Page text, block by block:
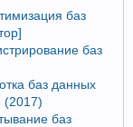
баз
баз
баз данных
(2017)
баз